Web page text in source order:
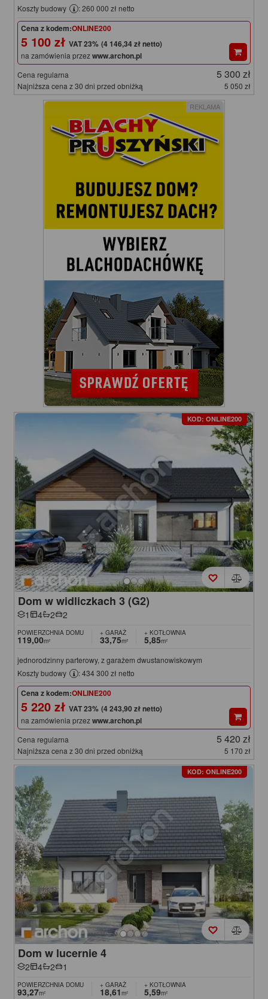
Koszty budowy : 260 000 zł netto
Cena z kodem:ONLINE200
5 100 zł (4 146,34 zł netto)
na zamówienia przezwww.archon.pl
Cena regularna 5 300 zł
Najniższa cena z 30 dni przed obniżką 5 050 zł
REKLAMA
KOD: ONLINE200
Dom w widliczkach 3 (G2)
1 4 2 2
POWIERZCHNIA DOMU
119,00m²
+ GARAŻ
33,75m²
+ KOTŁOWNIA
5,85m²
jednorodzinny parterowy, z garażem dwustanowiskowym
Koszty budowy
: 434 300 zł netto
Cena z kodem:ONLINE200
5 220 zł (4 243,90 zł netto)
na zamówienia przezwww.archon.pl
Cena regularna 5 420 zł
Najniższa cena z 30 dni przed obniżką 5 170 zł
KOD: ONLINE200
Dom w lucernie 4
2 4 2 1
POWIERZCHNIA DOMU
93,27m²
+ GARAŻ
18,61m²
+ KOTŁOWNIA
5,59m²